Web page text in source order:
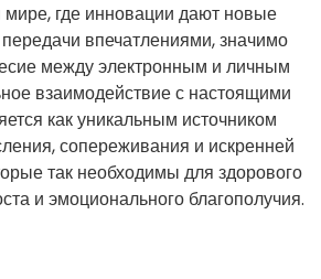
где инновации дают новые
впечатлениями, значимо
между электронным и личным
взаимодействие с настоящими
как уникальным источником
сопереживания и искренней
так необходимы для здорового
и эмоционального благополучия.